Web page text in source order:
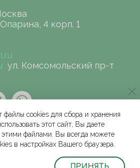
4 корп. 1
ул. Комсомольский пр-т
«ИЛАН», 2004-2026
для физических лиц
файлы cookies для сбора и хранения
этот сайт, Вы даете
этими файлами. Вы всегда можете
в настройках Вашего браузера.